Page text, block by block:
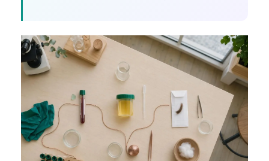
Монгол
ພາສາລາວ
Basa Jawa
Cebuano
ئۇيغۇرچە
Кыргызча